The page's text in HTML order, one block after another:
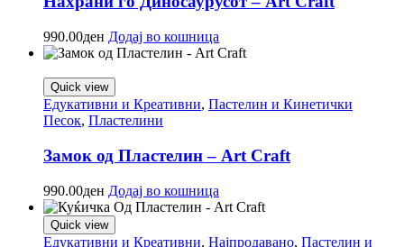
990.00ден Додај во кошница
Quick view
Едукативни и Креативни, Пастелин и Кинетички
Песок, Пластелини
Замок од Пластелин – Art Craft
990.00ден Додај во кошница
Quick view
Едукативни и Креативни, Најпродавано, Пастелин и